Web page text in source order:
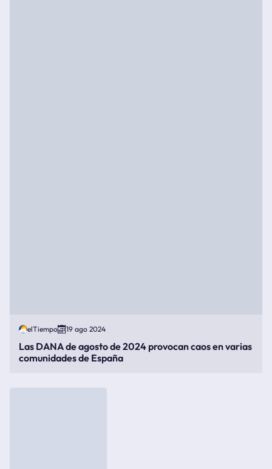
elTiempo 19 ago 2024
Las DANA de agosto de 2024 provocan caos en varias
comunidades de España